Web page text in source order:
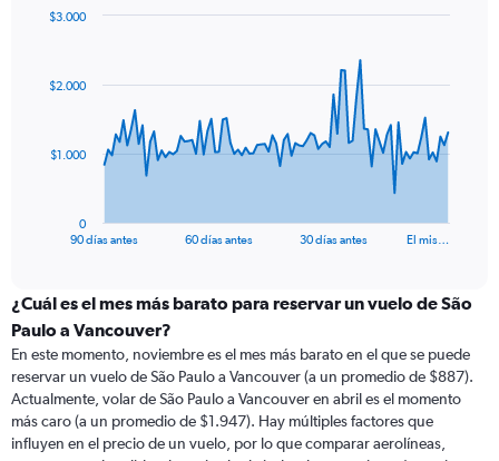
data
The
categories.
Range:
categories.
The
chart
has
1
90 días antes 60 días antes 30 días antes El mis…
0
$1.000
$2.000
$3.000
¿Cuál es el mes más barato para reservar un vuelo de São
Paulo a Vancouver?
En este momento, noviembre es el mes más barato en el que se puede
reservar un vuelo de São Paulo a Vancouver (a un promedio de $887).
Actualmente, volar de São Paulo a Vancouver en abril es el momento
más caro (a un promedio de $1.947). Hay múltiples factores que
influyen en el precio de un vuelo, por lo que comparar aerolíneas,